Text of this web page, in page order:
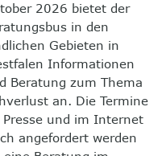
2026 bietet der
in den
Gebieten in
Informationen
Beratung zum Thema
an. Die Termine
und im Internet
angefordert werden